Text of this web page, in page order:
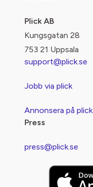
Plick AB
Kungsgatan 28
753 21 Uppsala
support@plick.se
Jobb via plick
Annonsera på plick
Press
press@plick.se